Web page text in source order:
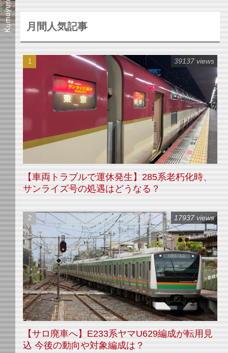
月間人気記事
【車両トラブルで運休発生】285系老朽化時、
サンライズ号の処遇はどうなる？
39137 views
【サロ廃車へ】E233系ヤマU629編成が転用見
込 今後の動向や対象編成は？
17937 views